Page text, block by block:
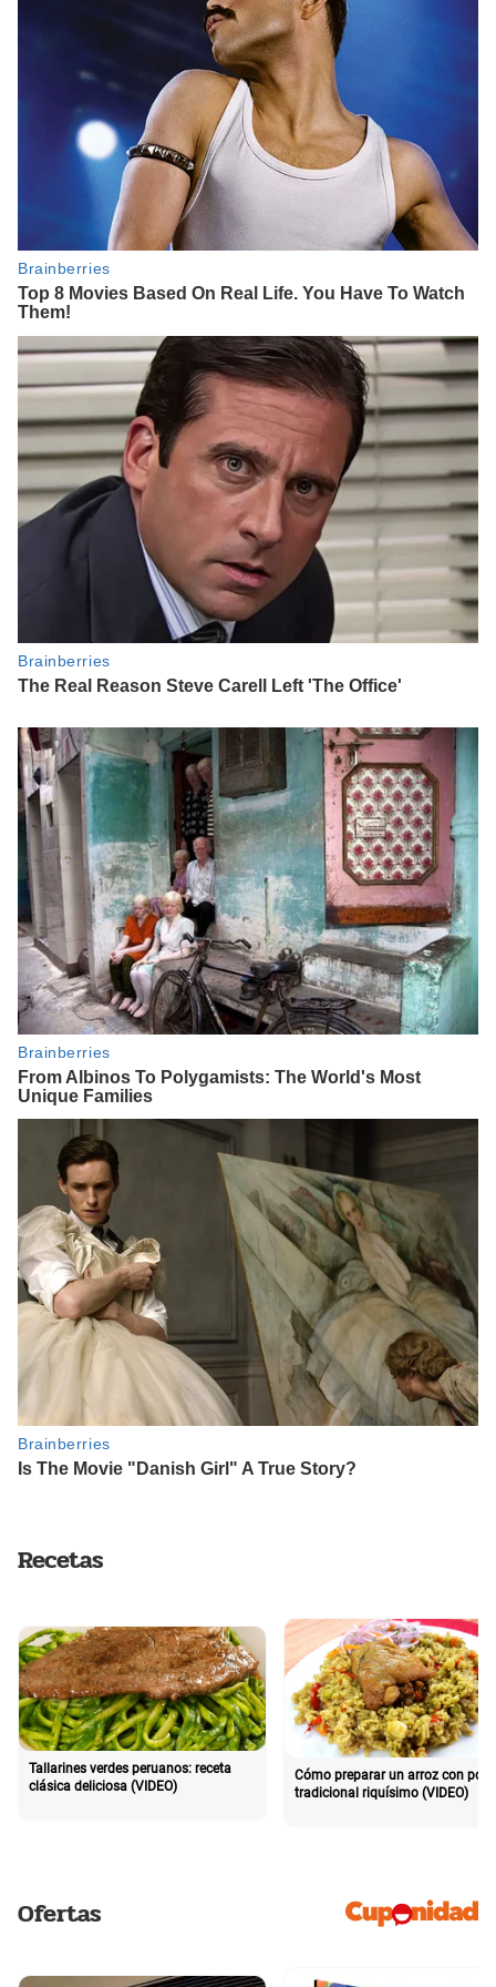
Recetas
Tallarines verdes peruanos: receta
clásica deliciosa (VIDEO)
Cómo preparar un arroz con pollo
tradicional riquísimo (VIDEO)
Ofertas